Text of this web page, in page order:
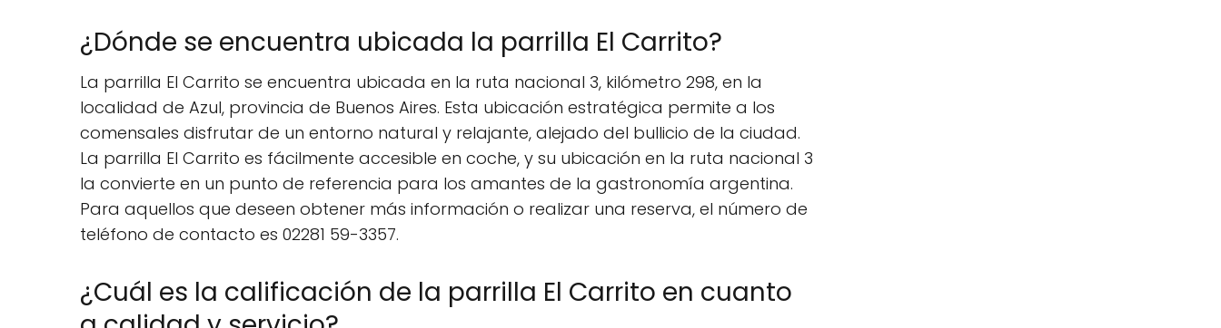
¿Dónde se encuentra ubicada la parrilla El Carrito?
La parrilla El Carrito se encuentra ubicada en la ruta nacional 3, kilómetro 298, en la
localidad de Azul, provincia de Buenos Aires. Esta ubicación estratégica permite a los
comensales disfrutar de un entorno natural y relajante, alejado del bullicio de la ciudad.
La parrilla El Carrito es fácilmente accesible en coche, y su ubicación en la ruta nacional 3
la convierte en un punto de referencia para los amantes de la gastronomía argentina.
Para aquellos que deseen obtener más información o realizar una reserva, el número de
teléfono de contacto es 02281 59-3357.
¿Cuál es la calificación de la parrilla El Carrito en cuanto